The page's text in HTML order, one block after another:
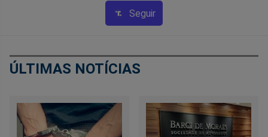
Seguir
ÚLTIMAS NOTÍCIAS